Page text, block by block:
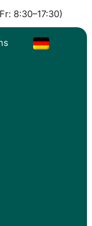
8:30–17:30)